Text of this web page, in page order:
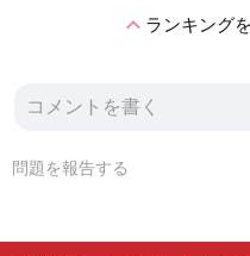
expand_lessランキング
問題を報告する